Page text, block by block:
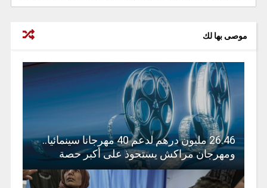
موصى بها لك
26.46 مليون درهم لدعم 40 مهرجانا سينمائيا..
ومهرجان مراكش يستحوذ على أكبر حصة